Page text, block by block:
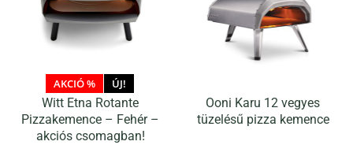
AKCIÓ % ÚJ!
Witt Etna Rotante
Pizzakemence – Fehér –
akciós csomagban!
Ooni Karu 12 vegyes
tüzelésű pizza kemence